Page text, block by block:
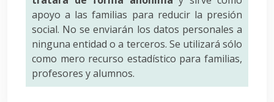
apoyo a las familias para reducir la presión
social. No se enviarán los datos personales a
ninguna entidad o a terceros. Se utilizará sólo
como mero recurso estadístico para familias,
profesores y alumnos.